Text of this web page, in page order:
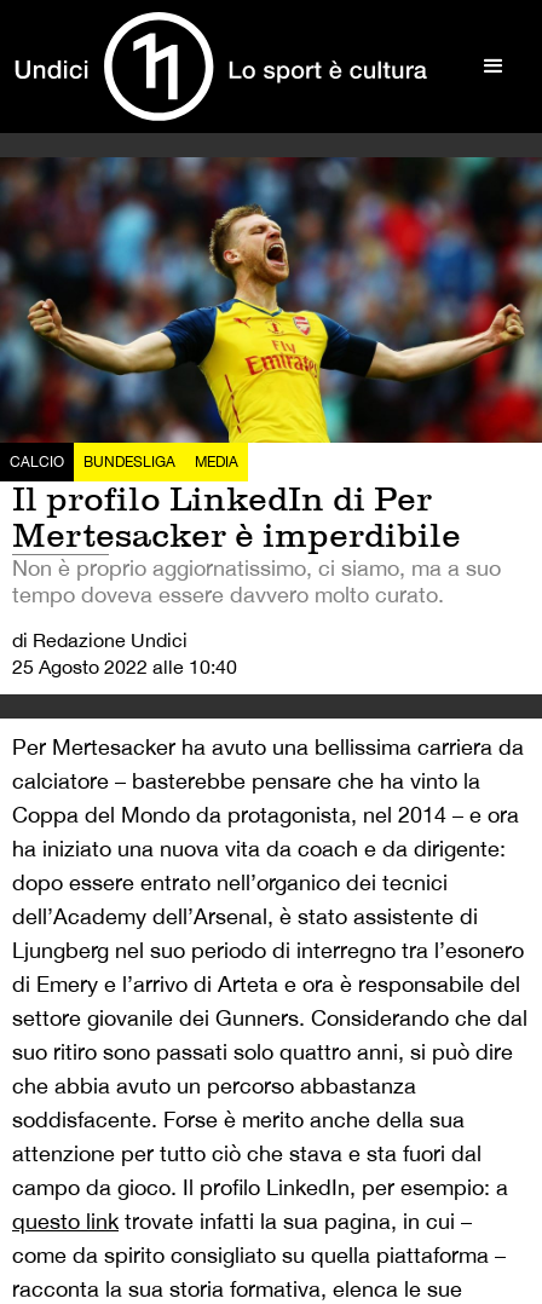
CALCIO BUNDESLIGA MEDIA
Il profilo LinkedIn di Per
Mertesacker è imperdibile
Non è proprio aggiornatissimo, ci siamo, ma a suo
tempo doveva essere davvero molto curato.
di Redazione Undici
25 Agosto 2022 alle 10:40
Per Mertesacker ha avuto una bellissima carriera da
calciatore – basterebbe pensare che ha vinto la
Coppa del Mondo da protagonista, nel 2014 – e ora
ha iniziato una nuova vita da coach e da dirigente:
dopo essere entrato nell’organico dei tecnici
dell’Academy dell’Arsenal, è stato assistente di
Ljungberg nel suo periodo di interregno tra l’esonero
di Emery e l’arrivo di Arteta e ora è responsabile del
settore giovanile dei Gunners. Considerando che dal
suo ritiro sono passati solo quattro anni, si può dire
che abbia avuto un percorso abbastanza
soddisfacente. Forse è merito anche della sua
attenzione per tutto ciò che stava e sta fuori dal
campo da gioco. Il profilo LinkedIn, per esempio: a
questo link trovate infatti la sua pagina, in cui –
come da spirito consigliato su quella piattaforma –
racconta la sua storia formativa, elenca le sue